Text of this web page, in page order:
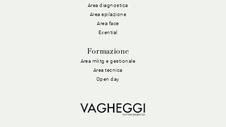
Area diagnostica
Area epilazione
Area face
Exential
Formazione
Area mktg e gestionale
Area tecnica
Open day